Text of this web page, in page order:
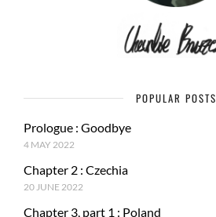
POPULAR POSTS
Prologue : Goodbye
4 MAY 2022
Chapter 2 : Czechia
20 JUNE 2022
Chapter 3, part 1 : Poland